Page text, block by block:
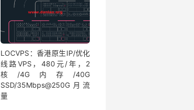
LOCVPS：香港原生IP/优化
线路VPS，480元/年，2
核/4G内存/40G
SSD/35Mbps@250G月流
量